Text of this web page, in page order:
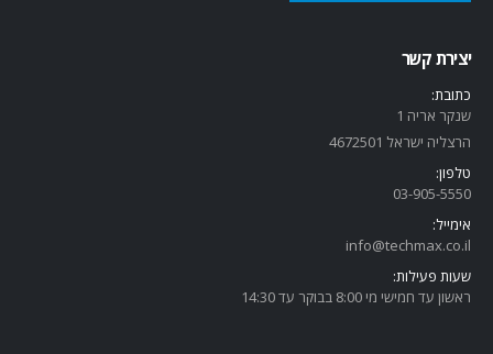
יצירת קשר
כתובת:
שנקר אריה 1
הרצליה ישראל 4672501
טלפון:
03-905-5550
אימייל:
info@techmax.co.il
שעות פעילות:
ראשון עד חמישי מי 8:00 בבוקר עד 14:30